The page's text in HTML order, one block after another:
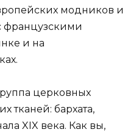
модников и
французскими
и на
церковных
тканей: бархата,
XIX века. Как вы,